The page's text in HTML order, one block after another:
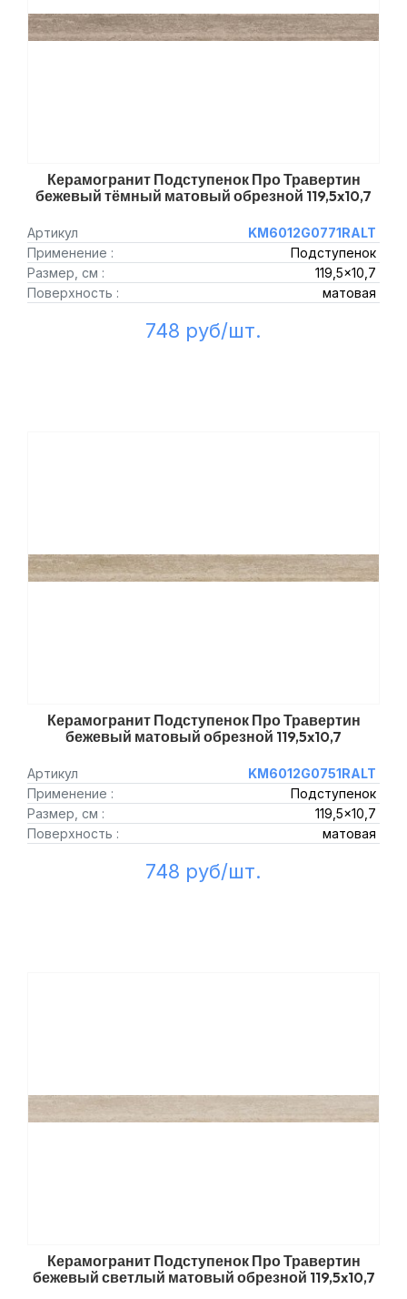
Керамогранит Подступенок Про Травертин
бежевый тёмный матовый обрезной 119,5x10,7
Артикул
KM6012G0771RALT
Применение :
Подступенок
Размер, см :
119,5x10,7
Поверхность :
матовая
748 руб/шт.
Керамогранит Подступенок Про Травертин
бежевый матовый обрезной 119,5x10,7
Артикул
KM6012G0751RALT
Применение :
Подступенок
Размер, см :
119,5x10,7
Поверхность :
матовая
748 руб/шт.
Керамогранит Подступенок Про Травертин
бежевый светлый матовый обрезной 119,5x10,7